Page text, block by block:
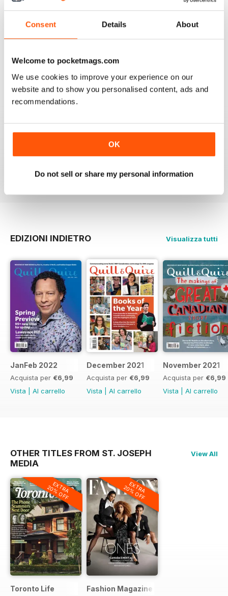
Consent Details About
Welcome to pocketmags.com
We use cookies to improve your experience on our
website and to show you personalised content, ads and
recommendations.
OK
Do not sell or share my personal information
GOOD REVIEW MAG
for staying in touch with book reviews in Canada.
Recensito 08 luglio 2019
GREAT
Grateful reviews of the latest books
Recensito 16 ottobre 2018
EDIZIONI INDIETRO Visualizza tutti
JanFeb 2022
Acquista per €6,99
Vista
Al carrello
December 2021
Acquista per €6,99
Vista
Al carrello
November 2021
Acquista per €6,99
Vista
Al carrello
OTHER TITLES FROM ST. JOSEPH
MEDIA
View All
EXTRA
20% OFF
Toronto Life
EXTRA
20% OFF
Fashion Magazine